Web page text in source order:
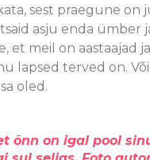
sest praegune on
asju enda ümber
et meil on aastaajad
lapsed terved on.
oled.
õnn on igal pool